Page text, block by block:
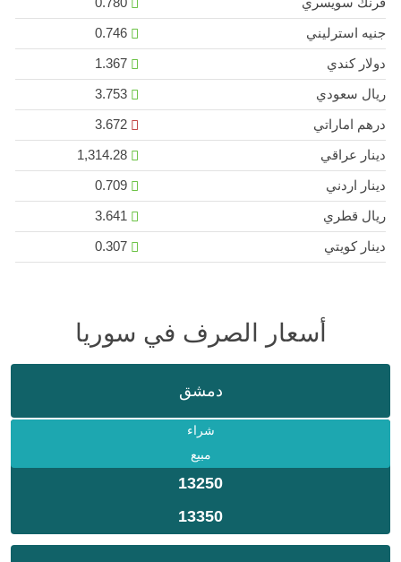
جنيه استرليني
0.746
دولار كندي
1.367
ريال سعودي
3.753
درهم اماراتي
3.672
دينار عراقي
1,314.28
دينار اردني
0.709
ريال قطري
دينار كويتي
0.307
أسعار الصرف في سوريا
دمشق
شراء
مبيع
13250
13350